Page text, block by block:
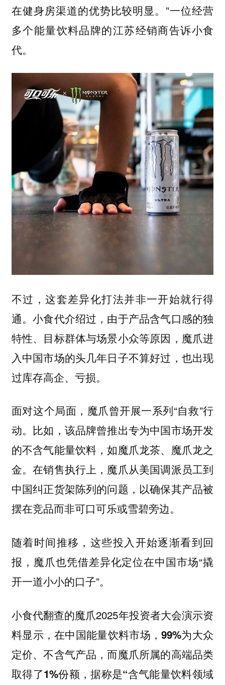
在健身房渠道的优势比较明显。”一位经营
多个能量饮料品牌的江苏经销商告诉小食
代。
不过，这套差异化打法并非一开始就行得
通。小食代介绍过，由于产品含气口感的独
特性、目标群体与场景小众等原因，魔爪进
入中国市场的头几年日子不算好过，也出现
过库存高企、亏损。
面对这个局面，魔爪曾开展一系列“自救”行
动。比如，该品牌曾推出专为中国市场开发
的不含气能量饮料，如魔爪龙茶、魔爪龙之
金。在销售执行上，魔爪从美国调派员工到
中国纠正货架陈列的问题，以确保其产品被
摆在竞品而非可口可乐或雪碧旁边。
随着时间推移，这些投入开始逐渐看到回
报，魔爪也凭借差异化定位在中国市场“撬
开一道小小的口子”。
小食代翻查的魔爪2025年投资者大会演示资
料显示，在中国能量饮料市场，99%为大众
定价、不含气产品，而魔爪所属的高端品类
取得了1%份额，据称是“含气能量饮料领域